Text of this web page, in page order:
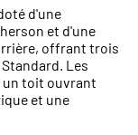
d'une
et d'une
offrant trois
Les
toit ouvrant
et une